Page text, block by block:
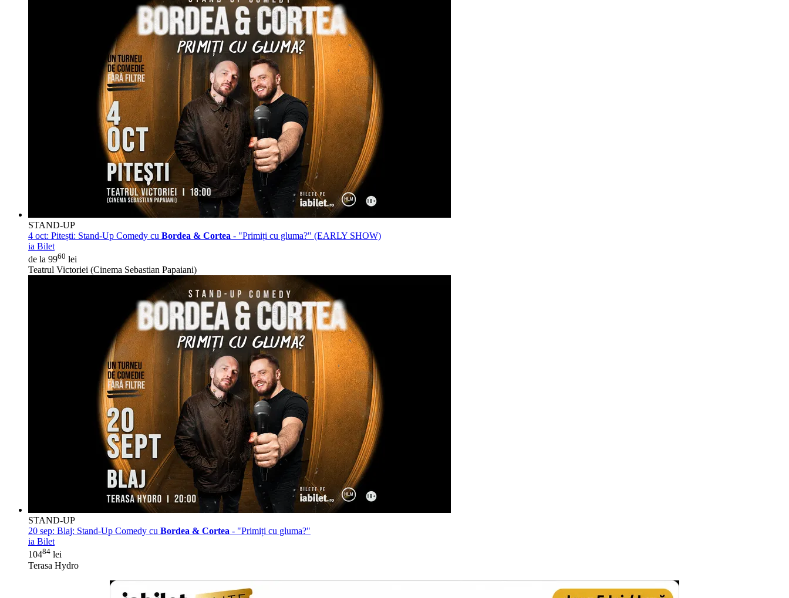
STAND-UP
4 oct: Pitești: Stand-Up Comedy cu Bordea & Cortea - "Primiți cu gluma?" (EARLY SHOW)
ia Bilet
de la 9960 lei
Teatrul Victoriei (Cinema Sebastian Papaiani)
STAND-UP
20 sep: Blaj: Stand-Up Comedy cu Bordea & Cortea - "Primiți cu gluma?"
ia Bilet
10484 lei
Terasa Hydro